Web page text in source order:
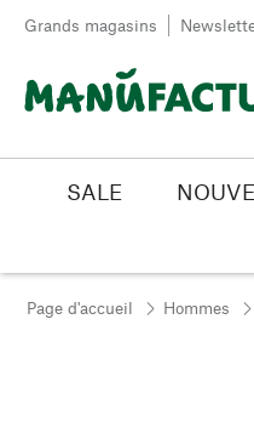
Passer au contenu
Grands magasins
SALE
Page d'accueil Hommes